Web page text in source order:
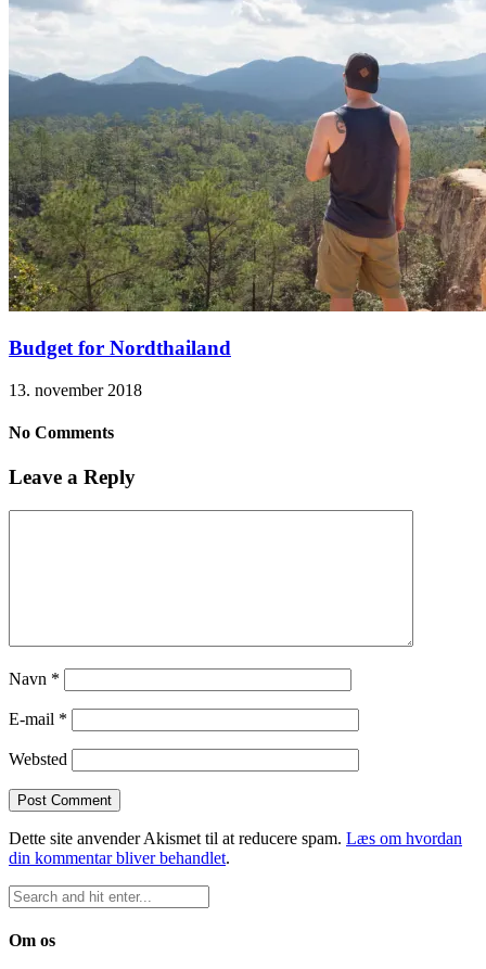
Budget for Nordthailand
13. november 2018
No Comments
Leave a Reply
Navn *
E-mail *
Websted
Dette site anvender Akismet til at reducere spam. Læs om hvordan
din kommentar bliver behandlet.
Om os